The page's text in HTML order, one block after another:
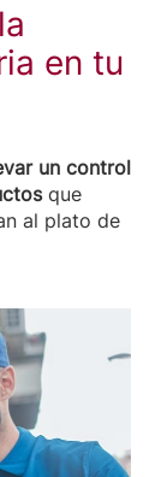
en tu
un control
que
al plato de